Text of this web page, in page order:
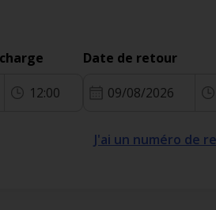
12:00
Date de retour
09/08/2026
J'ai un numéro de